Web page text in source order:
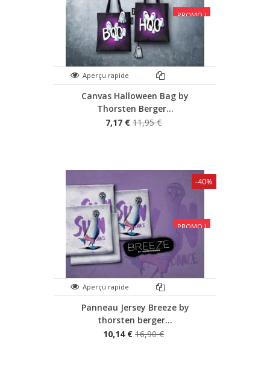
PROMO !
Aperçu rapide
Canvas Halloween Bag by
Thorsten Berger...
7,17 € 11,95 €
PROMO !
Aperçu rapide
Panneau Jersey Breeze by
thorsten berger...
10,14 € 16,90 €
-40%